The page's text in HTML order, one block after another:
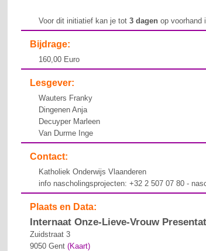
Voor dit initiatief kan je tot3 dagen op
Bijdrage:
160,00 Euro
Lesgever:
Wauters Franky
Dingenen Anja
Decuyper Marleen
Van Durme Inge
Contact:
Katholiek Onderwijs Vlaanderen
info nascholingsprojecten: +32 2 507 07 80 -
Plaats en Data:
Internaat Onze-Lieve-Vrouw
Zuidstraat 3
9050 Gent (Kaart)